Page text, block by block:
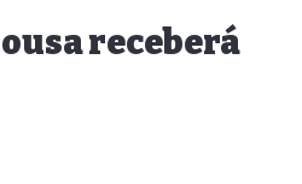
receberá